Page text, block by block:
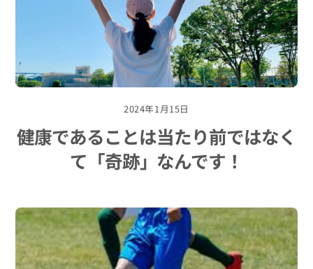
2024年1月15日
健康であることは当たり前ではなく
て「奇跡」なんです！